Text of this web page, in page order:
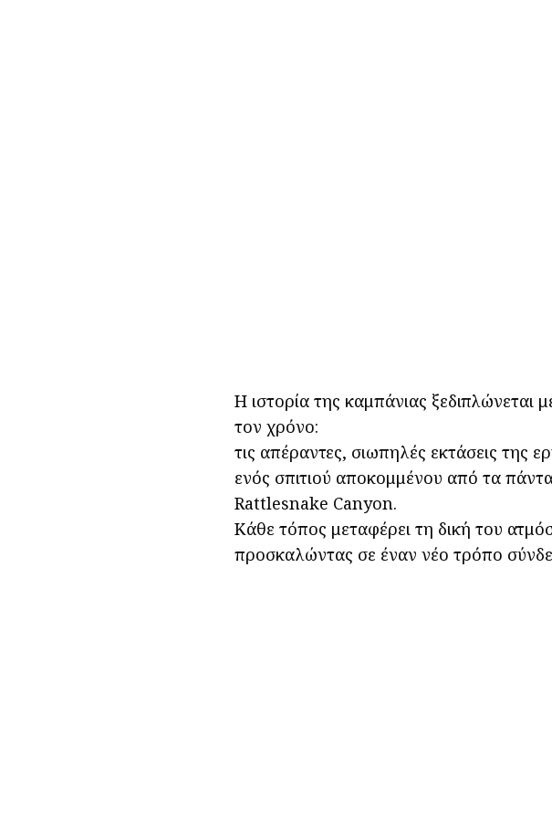
Η ιστορία της καμπάνιας ξεδιπλώνεται
τον χρόνο:
τις απέραντες, σιωπηλές εκτάσεις της
ενός σπιτιού αποκομμένου από τα
Rattlesnake Canyon.
Κάθε τόπος μεταφέρει τη δική του
προσκαλώντας σε έναν νέο τρόπο